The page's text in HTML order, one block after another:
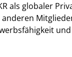
als globaler